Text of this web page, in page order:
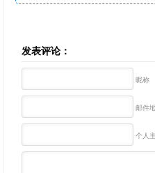
发表评论：
昵称
邮件
个人